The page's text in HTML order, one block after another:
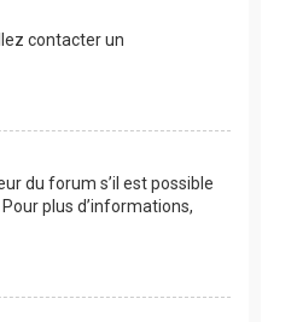
contacter un
du forum s’il est possible
plus d’informations,